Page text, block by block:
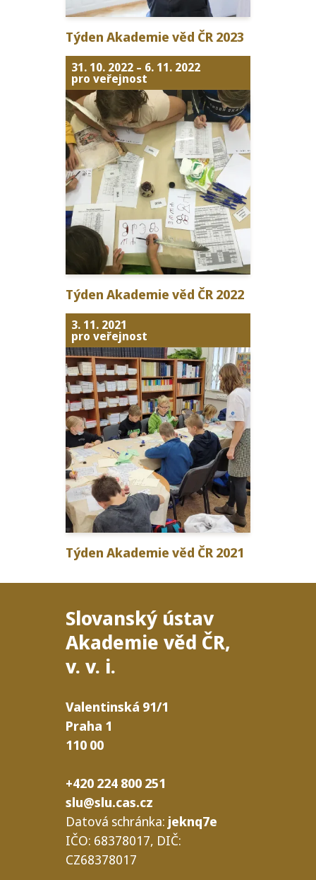
Týden Akademie věd ČR2023
31. 10. 2022 – 6. 11. 2022
pro veřejnost
Týden Akademie věd ČR2022
3. 11. 2021
pro veřejnost
Týden Akademie věd ČR 2021
Slovanský ústav
Akademie věd ČR,
v. v. i.
Valentinská 91/​1
Praha 1
110 00
+420 224 800 251
slu@slu.cas.cz
Datová schrán­ka: jeknq7e
IČO: 68378017, DIČ:
CZ68378017